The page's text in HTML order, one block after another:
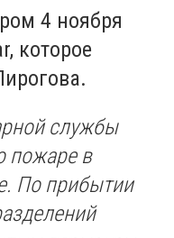
4 ноября
которое
службы
пожаре в
По прибытии